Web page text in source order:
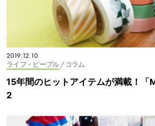
2019.12.10
ライフ・ピープル/ コラム
15年間のヒットアイテムが満載！「
2